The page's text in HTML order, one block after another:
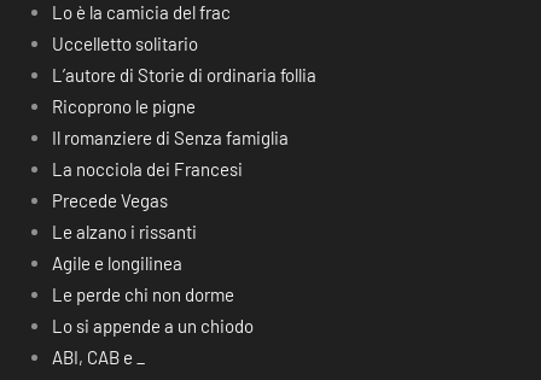
Lo è la camicia del frac
Uccelletto solitario
L’autore di Storie di ordinaria follia
Ricoprono le pigne
Il romanziere di Senza famiglia
La nocciola dei Francesi
Precede Vegas
Le alzano i rissanti
Agile e longilinea
Le perde chi non dorme
Lo si appende a un chiodo
ABI, CAB e _